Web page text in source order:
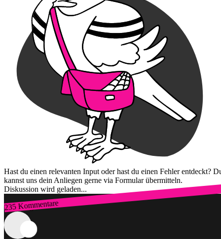
Hast du einen relevanten Input oder hast du einen Fehler entdeckt?
kannst uns dein Anliegen gerne via Formular übermitteln.
Diskussion wird geladen...
235 Kommentare
Zum Login